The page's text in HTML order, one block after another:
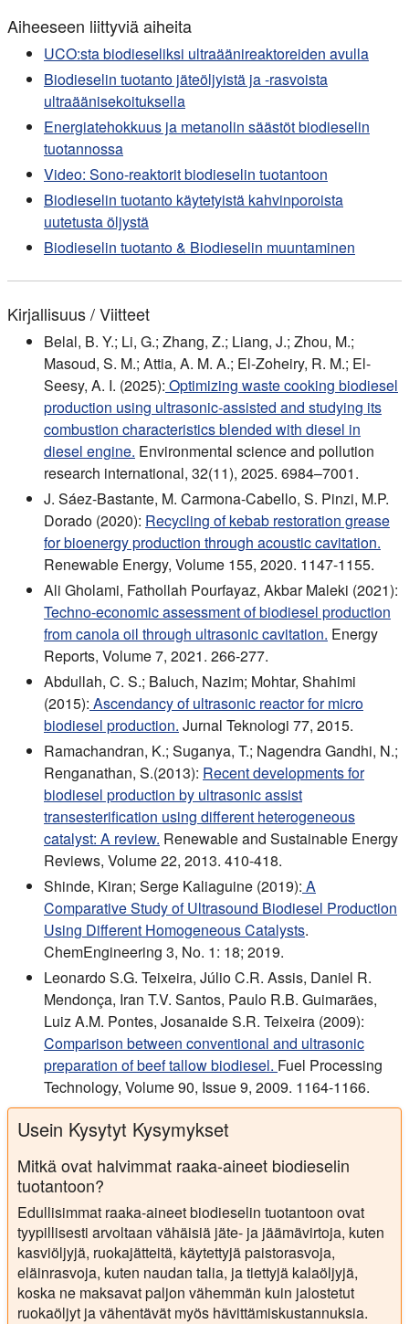
Aiheeseen liittyviä aiheita
UCO:sta biodieseliksi ultraäänireaktoreiden avulla
Biodieselin tuotanto jäteöljyistä ja -rasvoista
ultraäänisekoituksella
Energiatehokkuus ja metanolin säästöt biodieselin
tuotannossa
Video: Sono-reaktorit biodieselin tuotantoon
Biodieselin tuotanto käytetyistä kahvinporoista
uutetusta öljystä
Biodieselin tuotanto & Biodieselin muuntaminen
Kirjallisuus / Viitteet
Belal, B. Y.; Li, G.; Zhang, Z.; Liang, J.; Zhou, M.;
Masoud, S. M.; Attia, A. M. A.; El-Zoheiry, R. M.; El-
Seesy, A. I. (2025): Optimizing waste cooking biodiesel
production using ultrasonic-assisted and studying its
combustion characteristics blended with diesel in
diesel engine. Environmental science and pollution
research international, 32(11), 2025. 6984–7001.
J. Sáez-Bastante, M. Carmona-Cabello, S. Pinzi, M.P.
Dorado (2020): Recycling of kebab restoration grease
for bioenergy production through acoustic cavitation.
Renewable Energy, Volume 155, 2020. 1147-1155.
Ali Gholami, Fathollah Pourfayaz, Akbar Maleki (2021):
Techno-economic assessment of biodiesel production
from canola oil through ultrasonic cavitation. Energy
Reports, Volume 7, 2021. 266-277.
Abdullah, C. S.; Baluch, Nazim; Mohtar, Shahimi
(2015): Ascendancy of ultrasonic reactor for micro
biodiesel production. Jurnal Teknologi 77, 2015.
Ramachandran, K.; Suganya, T.; Nagendra Gandhi, N.;
Renganathan, S.(2013): Recent developments for
biodiesel production by ultrasonic assist
transesterification using different heterogeneous
catalyst: A review. Renewable and Sustainable Energy
Reviews, Volume 22, 2013. 410-418.
Shinde, Kiran; Serge Kaliaguine (2019): A
Comparative Study of Ultrasound Biodiesel Production
Using Different Homogeneous Catalysts.
ChemEngineering 3, No. 1: 18; 2019.
Leonardo S.G. Teixeira, Júlio C.R. Assis, Daniel R.
Mendonça, Iran T.V. Santos, Paulo R.B. Guimarães,
Luiz A.M. Pontes, Josanaide S.R. Teixeira (2009):
Comparison between conventional and ultrasonic
preparation of beef tallow biodiesel. Fuel Processing
Technology, Volume 90, Issue 9, 2009. 1164-1166.
Usein Kysytyt Kysymykset
Mitkä ovat halvimmat raaka-aineet biodieselin
tuotantoon?
Edullisimmat raaka-aineet biodieselin tuotantoon ovat
tyypillisesti arvoltaan vähäisiä jäte- ja jäämävirtoja, kuten
kasviöljyjä, ruokajätteitä, käytettyjä paistorasvoja,
eläinrasvoja, kuten naudan talia, ja tiettyjä kalaöljyjä,
koska ne maksavat paljon vähemmän kuin jalostetut
ruokaöljyt ja vähentävät myös hävittämiskustannuksia.